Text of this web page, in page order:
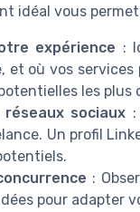
idéal vous
expérience :
et où vos
les plus
sociaux
Un profil
:
pour adapter